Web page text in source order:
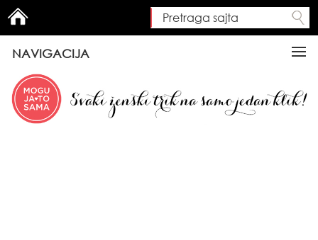
Search form
Pretraga sajta
NAVIGACIJA